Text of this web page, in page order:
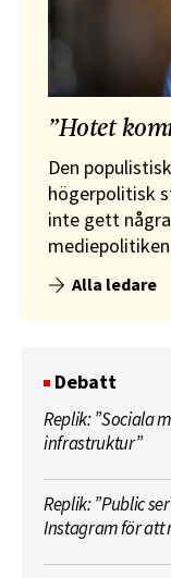
”Hotet
Den
högerpolitisk
inte gett
Alla ledare
Debatt
Replik: ”Sociala
infrastruktur”
Replik: ”Public
Instagram för att